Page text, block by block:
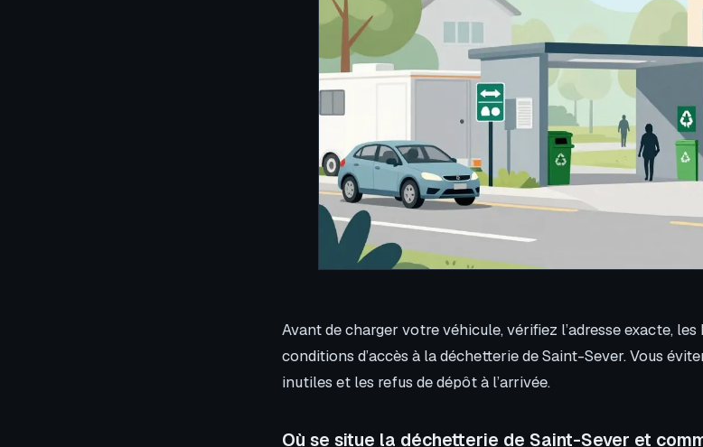
Avant de charger votre véhicule, vérifiez l’adresse exacte, les
conditions d’accès à la déchetterie de Saint-Sever. Vous
inutiles et les refus de dépôt à l’arrivée.
Où se situe la déchetterie de Saint-Sever et